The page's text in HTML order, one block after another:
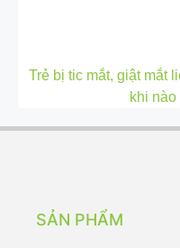
Trẻ bị tic mắt, giật mắt
khi
SẢN PHẨM